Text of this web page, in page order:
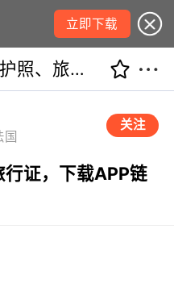
立即下载
在线申请申办护照、旅行证，下载APP链接，需要记得收藏哦
国
关注
证，下载APP链